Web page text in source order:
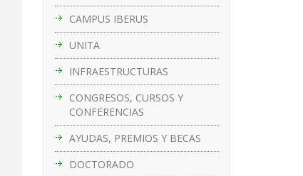
CAMPUS IBERUS
UNITA
INFRAESTRUCTURAS
CONGRESOS, CURSOS Y
CONFERENCIAS
AYUDAS, PREMIOS Y BECAS
DOCTORADO